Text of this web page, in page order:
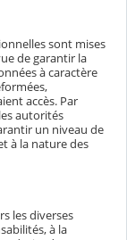
sont mises
de garantir la
à caractère
accès. Par
autorités
un niveau de
à la nature des
les diverses
à la